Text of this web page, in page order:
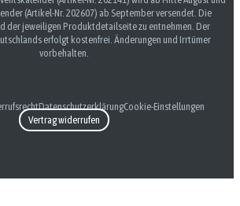
(Artikel-Nr. 202607) ab September versendet. Die
der jeweiligen Produktdetailseite zu entnehmen. Der
erfolgt kostenfrei. Änderungen und Irrtümer
vorbehalten.
DatenschutzerklärungCookie-Einstellungen
Vertrag widerrufen